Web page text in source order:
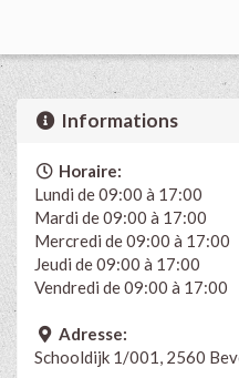
Informations
Horaire:
Lundi de 09:00 à 17:00
Mardi de 09:00 à 17:00
Mercredi de 09:00 à 17:00
Jeudi de 09:00 à 17:00
Vendredi de 09:00 à 17:00
Adresse:
Schooldijk 1/001, 2560